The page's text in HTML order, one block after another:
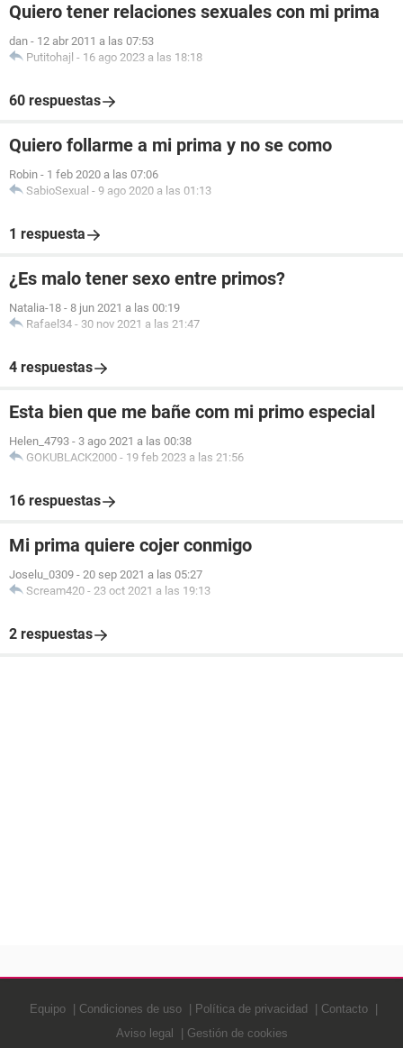
Quiero tener relaciones sexuales con mi prima
dan - 12 abr 2011 a las 07:53
Putitohajl - 16 ago 2023 a las 18:18
60 respuestas
Quiero follarme a mi prima y no se como
Robin - 1 feb 2020 a las 07:06
SabioSexual - 9 ago 2020 a las 01:13
1 respuesta
¿Es malo tener sexo entre primos?
Natalia-18 - 8 jun 2021 a las 00:19
Rafael34 - 30 nov 2021 a las 21:47
4 respuestas
Esta bien que me bañe com mi primo especial
Helen_4793 - 3 ago 2021 a las 00:38
GOKUBLACK2000 - 19 feb 2023 a las 21:56
16 respuestas
Mi prima quiere cojer conmigo
Joselu_0309 - 20 sep 2021 a las 05:27
Scream420 - 23 oct 2021 a las 19:13
2 respuestas
Equipo Condiciones de uso Política de privacidad
Contacto
Aviso legal
Gestión de cookies